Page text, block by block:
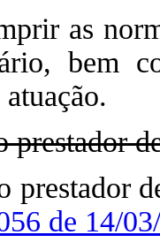
as
bem
prestador
prestador
de 14/